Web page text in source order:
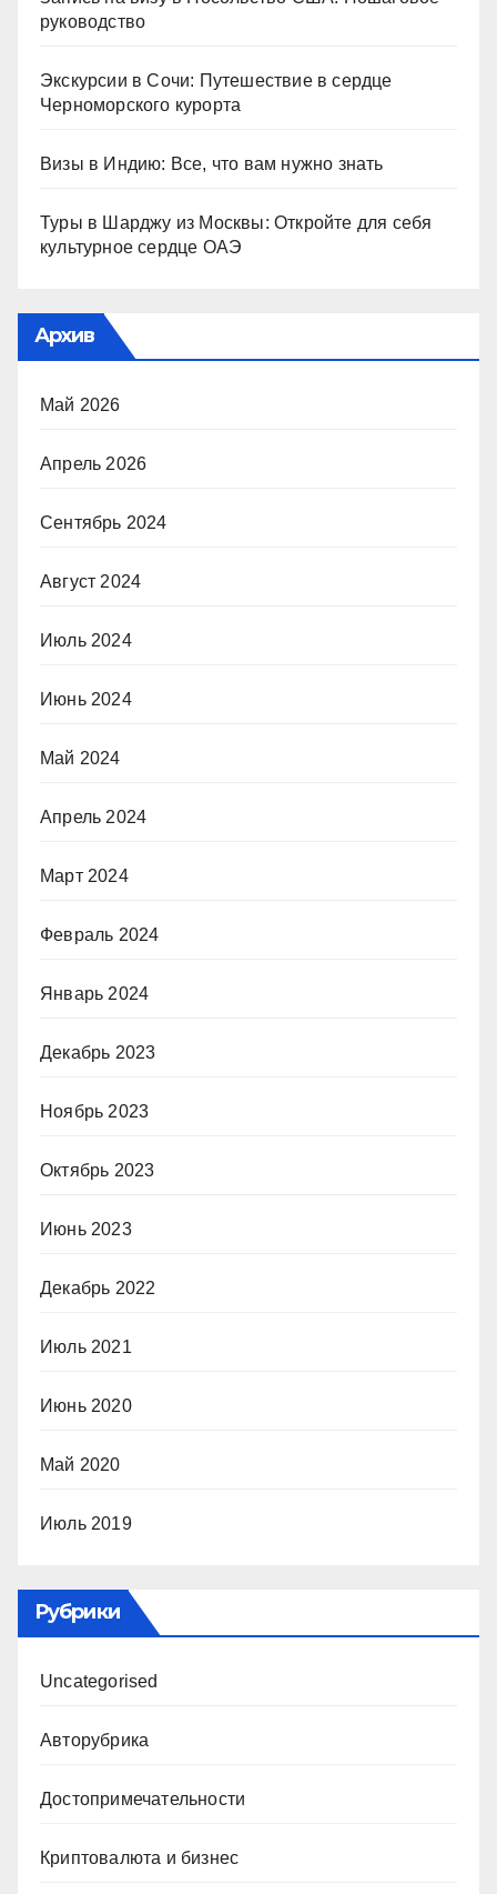
руководство
Экскурсии в Сочи: Путешествие в сердце
Черноморского курорта
Визы в Индию: Все, что вам нужно знать
Туры в Шарджу из Москвы: Откройте для себя
культурное сердце ОАЭ
Архив
Май 2026
Апрель 2026
Сентябрь 2024
Август 2024
Июль 2024
Июнь 2024
Май 2024
Апрель 2024
Март 2024
Февраль 2024
Январь 2024
Декабрь 2023
Ноябрь 2023
Октябрь 2023
Июнь 2023
Декабрь 2022
Июль 2021
Июнь 2020
Май 2020
Июль 2019
Рубрики
Uncategorised
Авторубрика
Достопримечательности
Криптовалюта и бизнес